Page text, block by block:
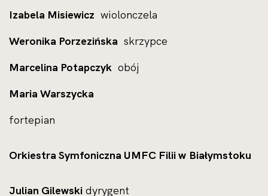
Izabela Misiewicz wiolonczela
Weronika Porzezińska skrzypce
Marcelina Potapczyk obój
Maria Warszycka
fortepian
Orkiestra Symfoniczna UMFC Filii w Białymstoku
Julian Gilewski dyrygent